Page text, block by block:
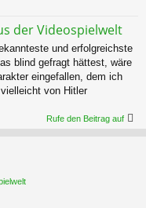
der Videospielwelt
und erfolgreichste
blind gefragt hättest, wäre
eingefallen, dem ich
von Hitler
Rufe den Beitrag auf